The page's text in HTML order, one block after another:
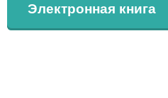
Электронная книга